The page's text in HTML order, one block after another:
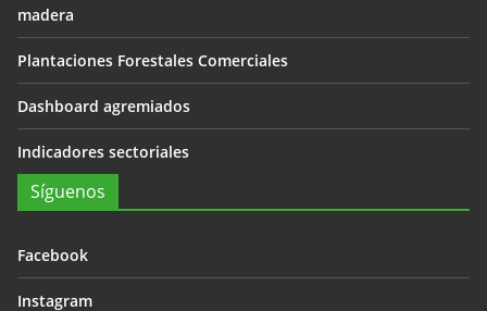
madera
Plantaciones Forestales Comerciales
Dashboard agremiados
Indicadores sectoriales
Síguenos
Facebook
Instagram